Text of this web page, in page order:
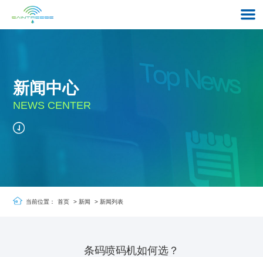
新闻中心
NEWS CENTER
当前位置： 首页 > 新闻 > 新闻列表
条码喷码机如何选？